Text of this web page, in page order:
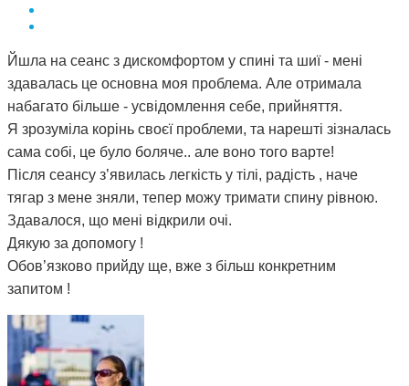
Йшла на сеанс з дискомфортом у спині та шиї - мені
здавалась це основна моя проблема. Але отримала
набагато більше - усвідомлення себе, прийняття.
Я зрозуміла корінь своєї проблеми, та нарешті зізналась
сама собі, це було боляче.. але воно того варте!
Після сеансу з’явилась легкість у тілі, радість , наче
тягар з мене зняли, тепер можу тримати спину рівною.
Здавалося, що мені відкрили очі.
Дякую за допомогу !
Обов’язково прийду ще, вже з більш конкретним
запитом !